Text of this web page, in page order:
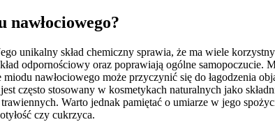
nawłociowego?
unikalny skład chemiczny sprawia, że ma wiele
odpornościowy oraz poprawiają ogólne samopoczucie.
nawłociowego może przyczynić się do łagodzenia
często stosowany w kosmetykach naturalnych jako
Warto jednak pamiętać o umiarze w jego
czy cukrzyca.